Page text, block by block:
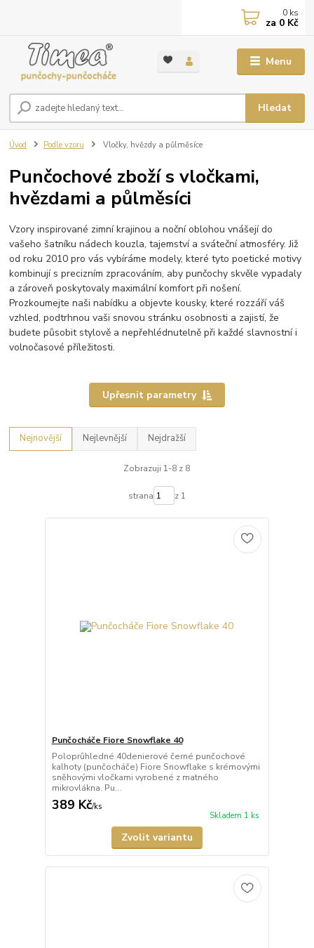
Menu
Hledat
0 ks
za 0 Kč
Úvod Podle vzoru Vločky, hvězdy a půlměsíce
Punčochové zboží s vločkami,
hvězdami a půlměsíci
Vzory inspirované zimní krajinou a noční oblohou vnášejí do
vašeho šatníku nádech kouzla, tajemství a sváteční atmosféry. Již
od roku 2010 pro vás vybíráme modely, které tyto poetické motivy
kombinují s precizním zpracováním, aby punčochy skvěle vypadaly
a zároveň poskytovaly maximální komfort při nošení.
Prozkoumejte naši nabídku a objevte kousky, které rozzáří váš
vzhled, podtrhnou vaši snovou stránku osobnosti a zajistí, že
budete působit stylově a nepřehlédnutelně při každé slavnostní i
volnočasové příležitosti.
Upřesnit parametry
Nejnovější Nejlevnější Nejdražší
Zobrazuji 1-8 z 8
strana z 1
Punčocháče Fiore Snowflake 40
Poloprůhledné 40denierové černé punčochové
kalhoty (punčocháče) Fiore Snowflake s krémovými
sněhovými vločkami vyrobené z matného
mikrovlákna. Pu...
389 Kč/ks
Skladem 1 ks
Zvolit variantu